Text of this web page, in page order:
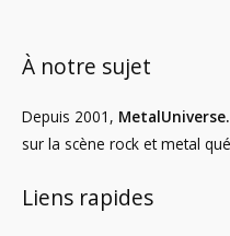
À notre sujet
Depuis 2001,
sur la scène rock et metal
Liens rapides